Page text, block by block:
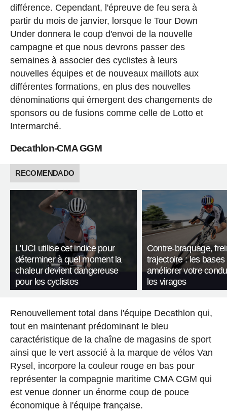
différence. Cependant, l'épreuve de feu sera à
partir du mois de janvier, lorsque le Tour Down
Under donnera le coup d'envoi de la nouvelle
campagne et que nous devrons passer des
semaines à associer des cyclistes à leurs
nouvelles équipes et de nouveaux maillots aux
différentes formations, en plus des nouvelles
dénominations qui émergent des changements de
sponsors ou de fusions comme celle de Lotto et
Intermarché.
Decathlon-CMA GGM
RECOMENDADO
L'UCI utilise cet indice pour
déterminer à quel moment la
chaleur devient dangereuse
pour les cyclistes
Contre-braquage,
trajectoire : les bases
améliorer votre
les virages
Renouvellement total dans l'équipe Decathlon qui,
tout en maintenant prédominant le bleu
caractéristique de la chaîne de magasins de sport
ainsi que le vert associé à la marque de vélos Van
Rysel, incorpore la couleur rouge en bas pour
représenter la compagnie maritime CMA CGM qui
est venue donner un énorme coup de pouce
économique à l'équipe française.